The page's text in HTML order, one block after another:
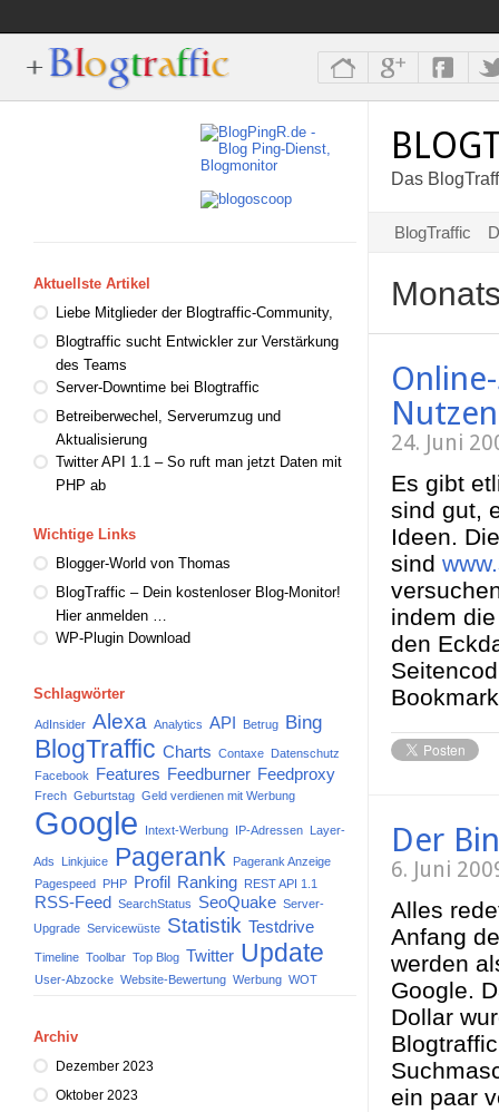
Aktuellste Artikel
Liebe Mitglieder der Blogtraffic-Community,
Blogtraffic sucht Entwickler zur Verstärkung
des Teams
Server-Downtime bei Blogtraffic
Betreiberwechel, Serverumzug und
Aktualisierung
Twitter API 1.1 – So ruft man jetzt Daten mit
PHP ab
Wichtige Links
Blogger-World von Thomas
BlogTraffic – Dein kostenloser Blog-Monitor!
Hier anmelden …
WP-Plugin Download
Schlagwörter
AdInsider Alexa Analytics API Betrug Bing
BlogTraffic Charts Contaxe Datenschutz
Facebook
Features Feedburner Feedproxy
Frech Geburtstag Geld verdienen mit Werbung
Google Intext-Werbung IP-Adressen Layer-
Ads Linkjuice Pagerank
Pagerank Anzeige
Pagespeed PHP Profil Ranking REST API 1.1
RSS-Feed SearchStatus SeoQuake Server-
Upgrade Servicewüste Statistik Testdrive
Timeline Toolbar Top Blog Twitter Update
User-Abzocke Website-Bewertung Werbung WOT
Archiv
Dezember 2023
Oktober 2023
Das
BlogTraffic
Nutzen
24. Juni
Es gibt
sind gut,
Ideen.
sind
indem
den
Der
6. Juni
Alles
Anfang
werden
Google.
Dollar
ein paar